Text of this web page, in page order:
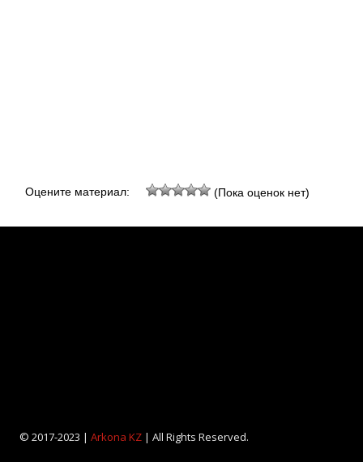
Оцените материал: (Пока оценок нет)
© 2017-2023 | Arkona KZ| All Rights Reserved.